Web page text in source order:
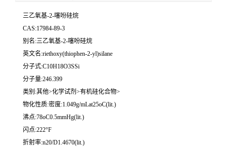
三乙氧基-2-噻吩硅烷
CAS:17984-89-3
别名:三乙氧基-2-噻吩硅烷
英文名:riethoxy(thiophen-2-yl)silane
分子式:C10H18O3SSi
分子量:246.399
类别:其他>化学试剂>有机硅化合物>
物化性质:密度:1.049g/mLat25oC(lit.)
沸点:78oC0.5mmHg(lit.)
闪点:222°F
折射率:n20/D1.4670(lit.)